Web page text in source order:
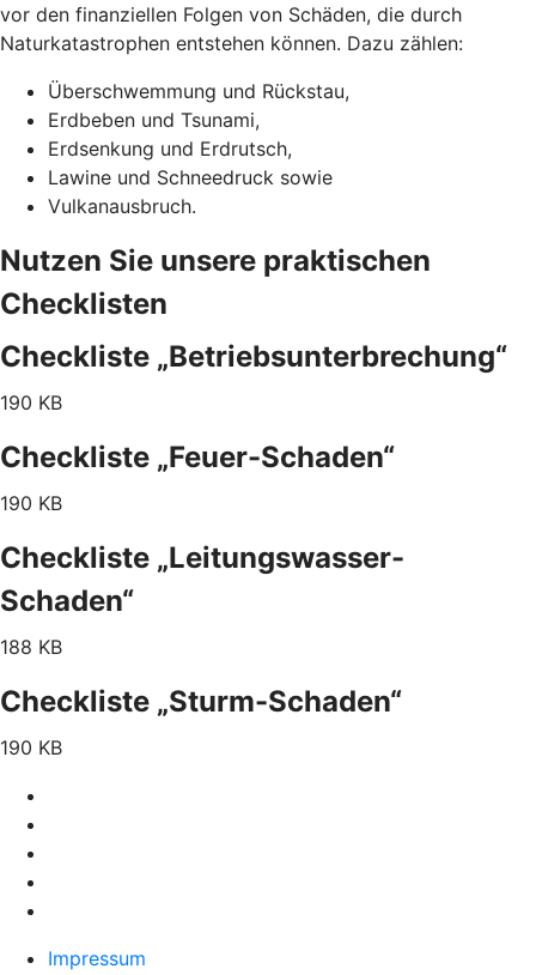
vor den finanziellen Folgen von Schäden, die durch
Naturkatastrophen entstehen können. Dazu zählen:
Überschwemmung und Rückstau,
Erdbeben und Tsunami,
Erdsenkung und Erdrutsch,
Lawine und Schneedruck sowie
Vulkanausbruch.
Nutzen Sie unsere praktischen
Checklisten
Checkliste „Betriebsunterbrechung“
190 KB
Checkliste „Feuer-Schaden“
190 KB
Checkliste „Leitungswasser-
Schaden“
188 KB
Checkliste „Sturm-Schaden“
190 KB
Impressum